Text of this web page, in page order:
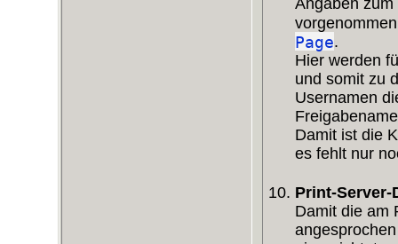
Page.
Hier werden
und somit zu
Usernamen
Damit ist die
es fehlt nur
Print-
Damit die am